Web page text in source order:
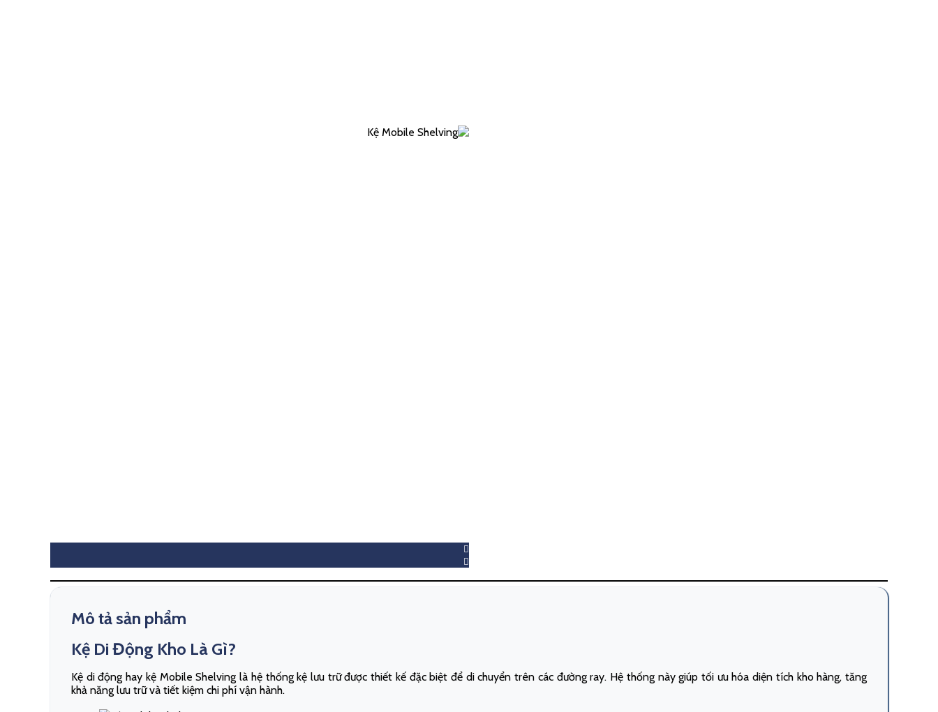
Mô tả sản phẩm
Kệ Di Động Kho Là Gì?
Kệ di động hay kệ Mobile Shelving là hệ thống kệ lưu trữ được thiết kế đặc biệt để di chuyển trên các đường ray. Hệ thống này giúp tối ưu hóa diện tích kho hàng, tăng
khả năng lưu trữ và tiết kiệm chi phí vận hành.